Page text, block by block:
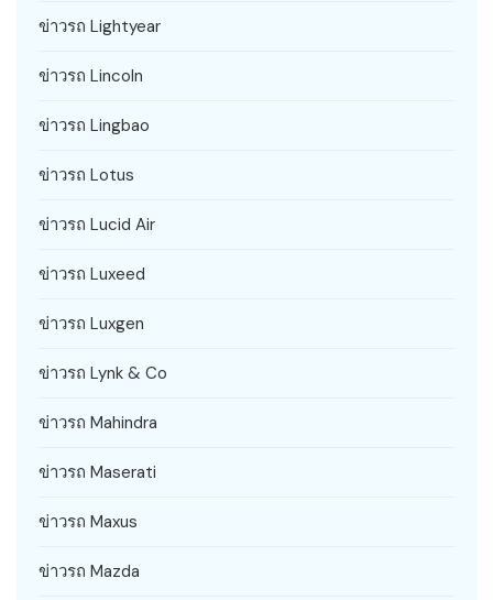
ข่าวรถ Lightyear
ข่าวรถ Lincoln
ข่าวรถ Lingbao
ข่าวรถ Lotus
ข่าวรถ Lucid Air
ข่าวรถ Luxeed
ข่าวรถ Luxgen
ข่าวรถ Lynk & Co
ข่าวรถ Mahindra
ข่าวรถ Maserati
ข่าวรถ Maxus
ข่าวรถ Mazda